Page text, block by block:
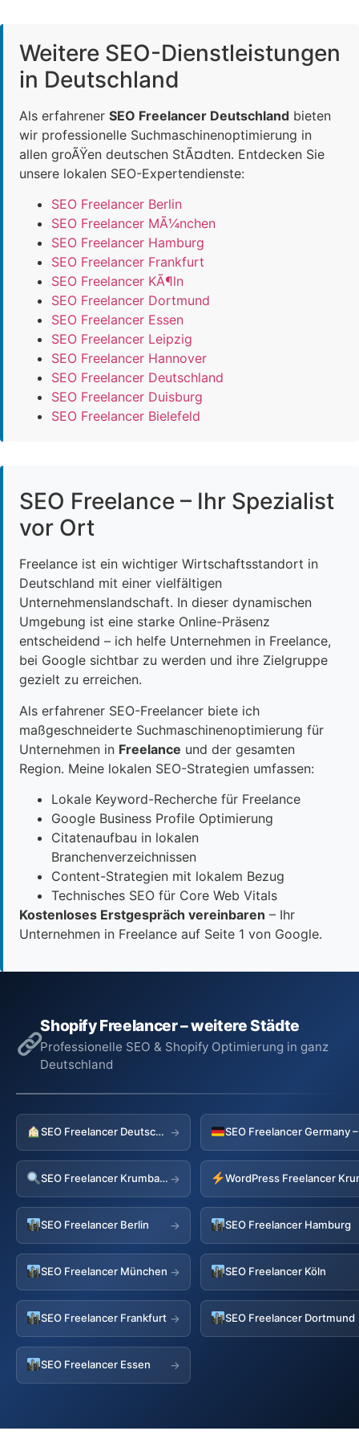
Weitere SEO-Dienstleistungen
in Deutschland
Als erfahrener SEO Freelancer Deutschland bieten
wir professionelle Suchmaschinenoptimierung in
allen groÃŸen deutschen StÃ¤dten. Entdecken Sie
unsere lokalen SEO-Expertendienste:
SEO Freelancer Berlin
SEO Freelancer MÃ¼nchen
SEO Freelancer Hamburg
SEO Freelancer Frankfurt
SEO Freelancer KÃ¶ln
SEO Freelancer Dortmund
SEO Freelancer Essen
SEO Freelancer Leipzig
SEO Freelancer Hannover
SEO Freelancer Deutschland
SEO Freelancer Duisburg
SEO Freelancer Bielefeld
SEO Freelance – Ihr Spezialist
vor Ort
Freelance ist ein wichtiger Wirtschaftsstandort in
Deutschland mit einer vielfältigen
Unternehmenslandschaft. In dieser dynamischen
Umgebung ist eine starke Online-Präsenz
entscheidend – ich helfe Unternehmen in Freelance,
bei Google sichtbar zu werden und ihre Zielgruppe
gezielt zu erreichen.
Als erfahrener SEO-Freelancer biete ich
maßgeschneiderte Suchmaschinenoptimierung für
Unternehmen in Freelance und der gesamten
Region. Meine lokalen SEO-Strategien umfassen:
Lokale Keyword-Recherche für Freelance
Google Business Profile Optimierung
Citatenaufbau in lokalen
Branchenverzeichnissen
Content-Strategien mit lokalem Bezug
Technisches SEO für Core Web Vitals
Kostenloses Erstgespräch vereinbaren – Ihr
Unternehmen in Freelance auf Seite 1 von Google.
Shopify Freelancer – weitere Städte
Professionelle SEO & Shopify Optimierung in ganz
Deutschland
SEO Freelancer Deutschland →
SEO Freelancer Krumbach → WordPress Freelancer
SEO Freelancer Berlin → SEO Freelancer Hamburg
SEO Freelancer München → SEO Freelancer Köln
SEO Freelancer Frankfurt → SEO Freelancer Dortmund
SEO Freelancer Essen →